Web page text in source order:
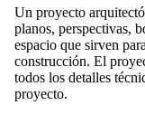
Un proyecto
planos, perspectivas,
espacio que sirven
construcción. El
todos los detalles
proyecto.